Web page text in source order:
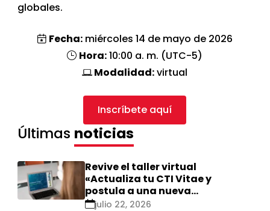
globales.
Fecha: miércoles 14 de mayo de 2026
Hora:10:00 a. m. (UTC-5)
Modalidad:virtual
Inscríbete aquí
Últimas noticias
Revive el taller virtual
«Actualiza tu CTI Vitae y
postula a una nueva
calificación Renacyt»
julio 22, 2026